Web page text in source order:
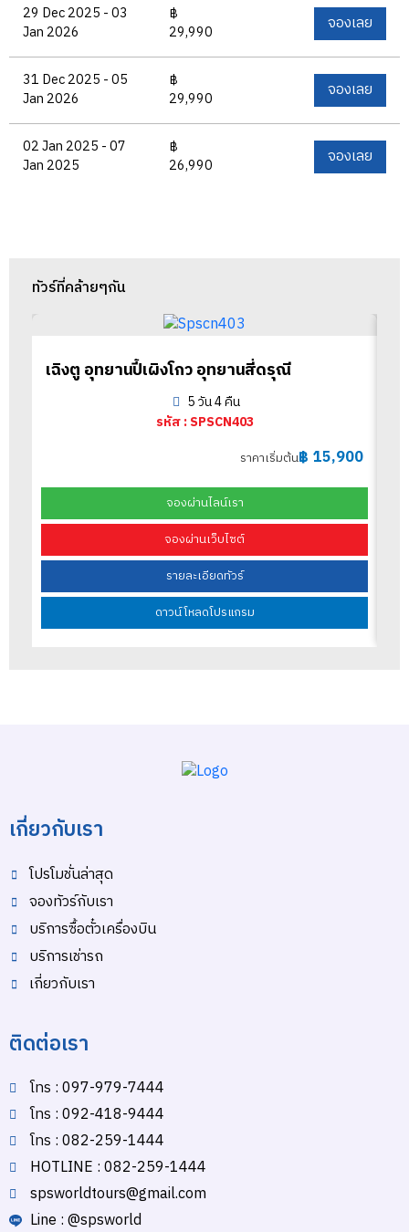
29 Dec 2025 - 03
Jan 2026
฿
29,990
จองเลย
31 Dec 2025 - 05
Jan 2026
฿
29,990
จองเลย
02 Jan 2025 - 07
Jan 2025
฿
26,990
จองเลย
ทัวร์ที่คล้ายๆกัน
เฉิงตู อุทยานปี้เผิงโกว อุทยานสี่ดรุณี
5 วัน 4 คืน
รหัส : SPSCN403
ราคาเริ่มต้น฿ 15,900
จองผ่านไลน์เรา
จองผ่านเว็บไซต์
รายละเอียดทัวร์
ดาวน์โหลดโปรแกรม
เกี่ยวกับเรา
โปรโมชั่นล่าสุด
จองทัวร์กับเรา
บริการซื้อตั๋วเครื่องบิน
บริการเช่ารถ
เกี่ยวกับเรา
ติดต่อเรา
โทร : 097-979-7444
โทร : 092-418-9444
โทร : 082-259-1444
HOTLINE : 082-259-1444
spsworldtours@gmail.com
Line : @spsworld